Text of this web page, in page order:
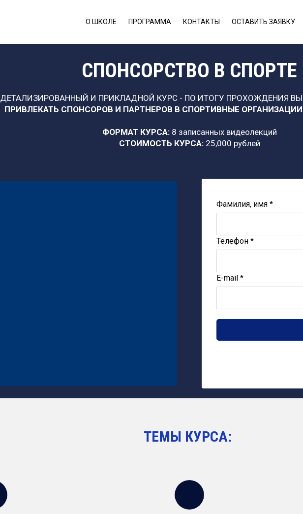
О ШКОЛЕ ПРОГРАММА КОНТАКТЫ ОСТАВИТЬ ЗАЯВКУ
СПОНСОРСТВО В СПОРТЕ
ДЕТАЛИЗИРОВАННЫЙ И ПРИКЛАДНОЙ КУРС - ПО ИТОГУ ПРОХОЖДЕНИЯ
ПРИВЛЕКАТЬ СПОНСОРОВ И ПАРТНЕРОВ В СПОРТИВНЫЕ
ФОРМАТ КУРСА: 8 записанных видеолекций
СТОИМОСТЬ КУРСА: 25,000 рублей
Фамилия, имя *
Телефон *
E-mail *
ТЕМЫ КУРСА: